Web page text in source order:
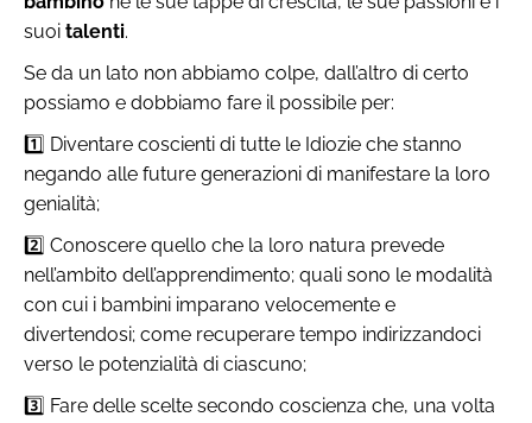
suoi talenti.
Se da un lato non abbiamo colpe, dall’altro di certo
possiamo e dobbiamo fare il possibile per:
1️⃣ Diventare coscienti di tutte le Idiozie che stanno
negando alle future generazioni di manifestare la loro
genialità;
2️⃣ Conoscere quello che la loro natura prevede
nell’ambito dell’apprendimento; quali sono le modalità
con cui i bambini imparano velocemente e
divertendosi; come recuperare tempo indirizzandoci
verso le potenzialità di ciascuno;
3️⃣ Fare delle scelte secondo coscienza che, una volta